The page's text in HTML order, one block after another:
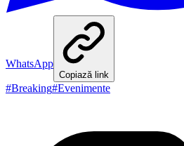
WhatsApp
Copiază link
#Breaking#Evenimente